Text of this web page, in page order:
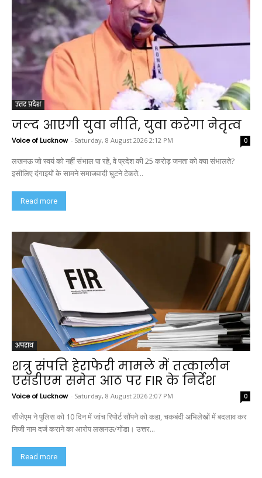
उत्तर प्रदेश
जल्द आएगी युवा नीति, युवा करेगा नेतृत्व
Voice of Lucknow - Saturday, 8 August 2026 2:12 PM 0
लखनऊ जो स्वयं को नहीं संभाल पा रहे, वे प्रदेश की 25 करोड़ जनता को क्या संभालते?
इसीलिए दंगाइयों के सामने समाजवादी घुटने टेकते...
Read more
अपराध
शत्रु संपत्ति हेराफेरी मामले में तत्कालीन
एसडीएम समेत आठ पर FIR के निर्देश
Voice of Lucknow - Saturday, 8 August 2026 2:07 PM 0
सीजेएम ने पुलिस को 10 दिन में जांच रिपोर्ट सौंपने को कहा, चकबंदी अभिलेखों में बदलाव कर
निजी नाम दर्ज कराने का आरोप लखनऊ/गोंडा। उत्तर...
Read more